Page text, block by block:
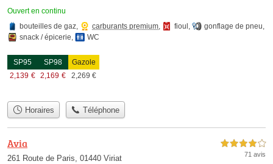
Ouvert en continu
bouteilles de gaz, carburants premium, fioul, gonflage de pneu,
snack / épicerie, WC
SP95
2,139 €
SP98
2,169 €
Gazole
2,269 €
Horaires Téléphone
Avia
261 Route de Paris, 01440 Viriat
4,0 étoiles sur 5
71 avis